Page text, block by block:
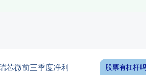
芯微前三季度净利
股票有杠杆吗